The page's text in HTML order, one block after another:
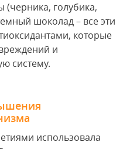
(черника, голубика,
шоколад – все эти
которые
и
систему.
использовала